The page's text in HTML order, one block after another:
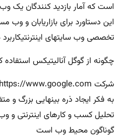
است که آمار بازدید کنندگان یک
این دستاورد برای بازاریابان و وب
تخصصی وب سایتهای اینترنتیکاربرد
چگونه از گوگل آنالیتیکس استفاده
به فکر ایجاد ذره بینهایی بزرگ و
تحلیل کسب و کارهای اینترنتی و
گوناگون محیط وب است